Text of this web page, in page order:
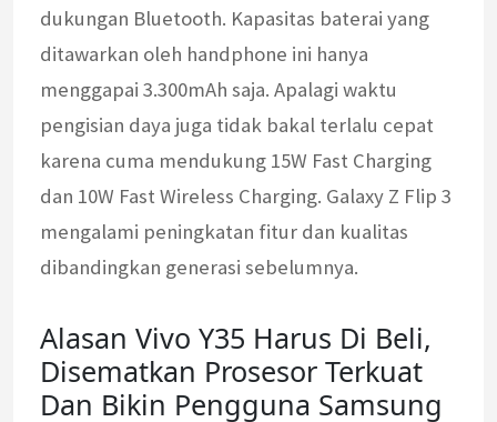
dukungan Bluetooth. Kapasitas baterai yang
ditawarkan oleh handphone ini hanya
menggapai 3.300mAh saja. Apalagi waktu
pengisian daya juga tidak bakal terlalu cepat
karena cuma mendukung 15W Fast Charging
dan 10W Fast Wireless Charging. Galaxy Z Flip 3
mengalami peningkatan fitur dan kualitas
dibandingkan generasi sebelumnya.
Alasan Vivo Y35 Harus Di Beli,
Disematkan Prosesor Terkuat
Dan Bikin Pengguna Samsung